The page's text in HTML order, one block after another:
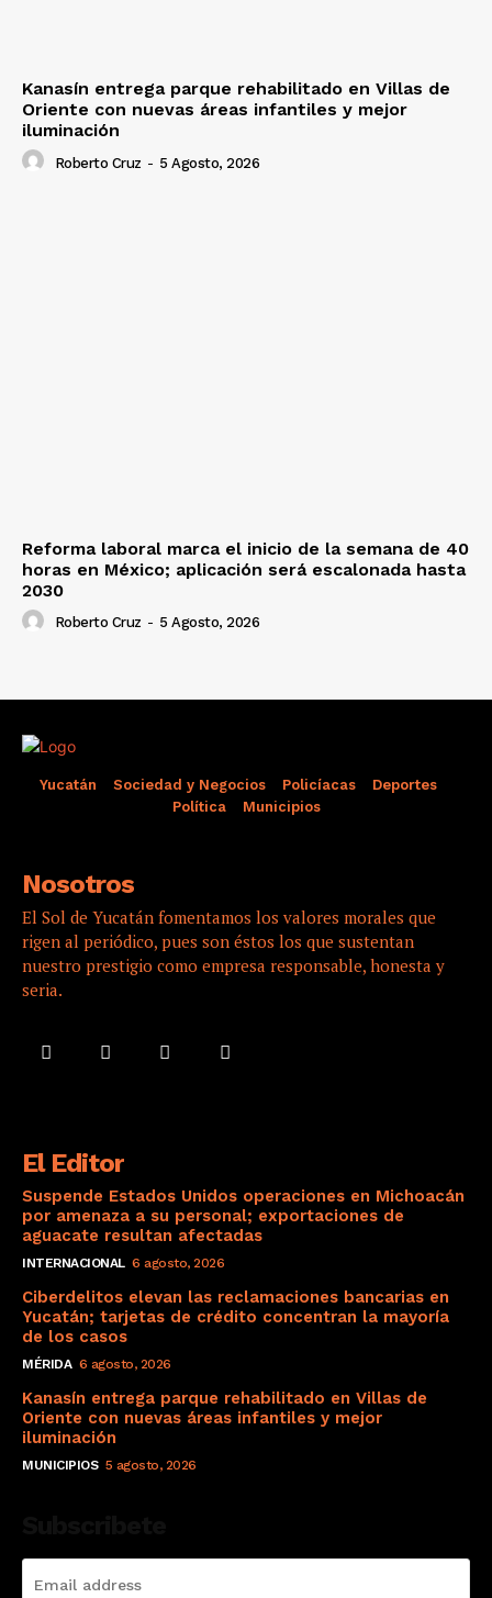
Kanasín entrega parque rehabilitado en Villas de
Oriente con nuevas áreas infantiles y mejor
iluminación
Roberto Cruz - 5 Agosto, 2026
Reforma laboral marca el inicio de la semana de 40
horas en México; aplicación será escalonada hasta
2030
Roberto Cruz - 5 Agosto, 2026
Yucatán Sociedad y Negocios Policíacas
Deportes
Política
Municipios
Nosotros
El Sol de Yucatán fomentamos los valores morales que
rigen al periódico, pues son éstos los que sustentan
nuestro prestigio como empresa responsable, honesta y
seria.
El Editor
Suspende Estados Unidos operaciones en Michoacán
por amenaza a su personal; exportaciones de
aguacate resultan afectadas
INTERNACIONAL 6 agosto, 2026
Ciberdelitos elevan las reclamaciones bancarias en
Yucatán; tarjetas de crédito concentran la mayoría
de los casos
MÉRIDA 6 agosto, 2026
Kanasín entrega parque rehabilitado en Villas de
Oriente con nuevas áreas infantiles y mejor
iluminación
MUNICIPIOS 5 agosto, 2026